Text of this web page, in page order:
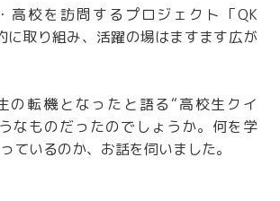
高校を訪問するプロジェクト「QK
に取り組み、活躍の場はますます広が
の転機となったと語る“高校生クイ
なものだったのでしょうか。何を学
ているのか、お話を伺いました。